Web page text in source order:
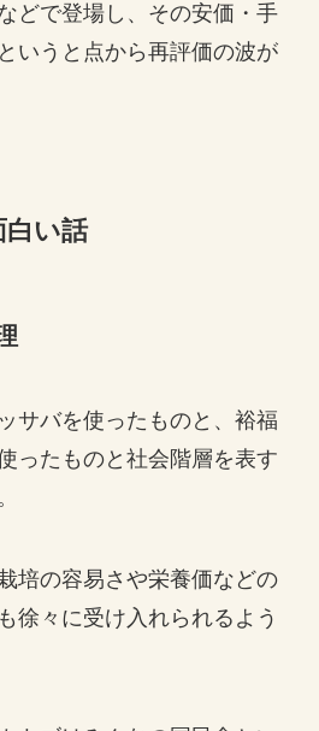
どで登場し、その安価・手
いうと点から再評価の波が
白い話
サバを使ったものと、裕福
ったものと社会階層を表す
培の容易さや栄養価などの
徐々に受け入れられるよう